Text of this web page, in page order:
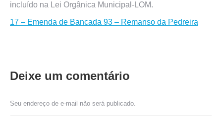
incluído na Lei Orgânica Municipal-LOM.
17 – Emenda de Bancada 93 – Remanso da Pedreira
Deixe um comentário
Seu endereço de e-mail não será publicado.